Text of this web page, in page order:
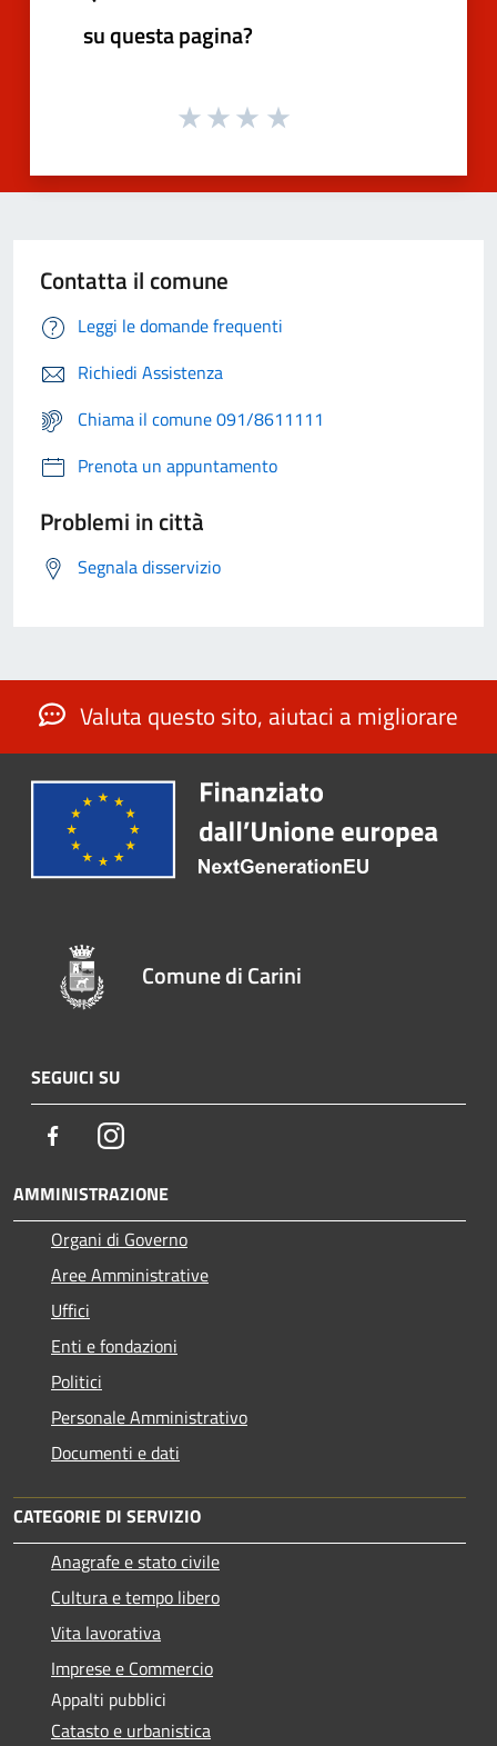
su questa pagina?
Contatta il comune
Leggi le domande frequenti
Richiedi Assistenza
Chiama il comune 091/8611111
Prenota un appuntamento
Problemi in città
Segnala disservizio
Valuta questo sito, aiutaci a migliorare
Comune di Carini
SEGUICI SU
FacebookInstagram
AMMINISTRAZIONE
Organi di Governo
Aree Amministrative
Uffici
Enti e fondazioni
Politici
Personale Amministrativo
Documenti e dati
CATEGORIE DI SERVIZIO
Anagrafe e stato civile
Cultura e tempo libero
Vita lavorativa
Imprese e Commercio
Appalti pubblici
Catasto e urbanistica